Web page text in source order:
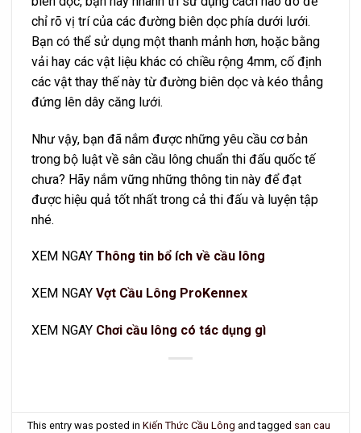
chỉ rõ vị trí của các đường biên dọc phía dưới lưới.
Bạn có thể sử dụng một thanh mảnh hơn, hoặc bằng
vải hay các vật liệu khác có chiều rộng 4mm, cố định
các vật thay thế này từ đường biên dọc và kéo thẳng
đứng lên dây căng lưới.
Như vậy, bạn đã nắm được những yêu cầu cơ bản
trong bộ luật về sân cầu lông chuẩn thi đấu quốc tế
chưa? Hãy nắm vững những thông tin này để đạt
được hiệu quả tốt nhất trong cả thi đấu và luyện tập
nhé.
XEM NGAY Thông tin bổ ích về cầu lông
XEM NGAY Vợt Cầu Lông ProKennex
XEM NGAY Chơi cầu lông có tác dụng gì
This entry was posted inKiến Thức Cầu Lông and tagged san cau